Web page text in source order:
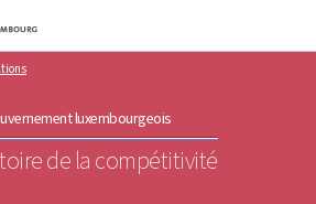
au menu principal
Aller au contenu
luxembourgeois
de la compétitivité